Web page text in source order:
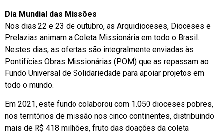
Dia Mundial das Missões
Nos dias 22 e 23 de outubro, as Arquidioceses, Dioceses e
Prelazias animam a Coleta Missionária em todo o Brasil.
Nestes dias, as ofertas são integralmente enviadas às
Pontifícias Obras Missionárias (POM) que as repassam ao
Fundo Universal de Solidariedade para apoiar projetos em
todo o mundo.
Em 2021, este fundo colaborou com 1.050 dioceses pobres,
nos territórios de missão nos cinco continentes, distribuindo
mais de R$ 418 milhões, fruto das doações da coleta